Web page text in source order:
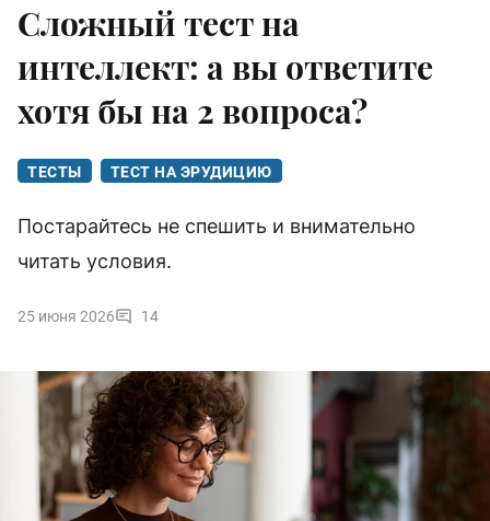
Сложный тест на
интеллект: а вы ответите
хотя бы на 2 вопроса?
ТЕСТЫ ТЕСТ НА ЭРУДИЦИЮ
Постарайтесь не спешить и внимательно
читать условия.
25 июня 2026 14